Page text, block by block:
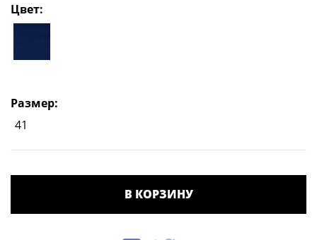
Цвет:
Размер:
41
В КОРЗИНУ